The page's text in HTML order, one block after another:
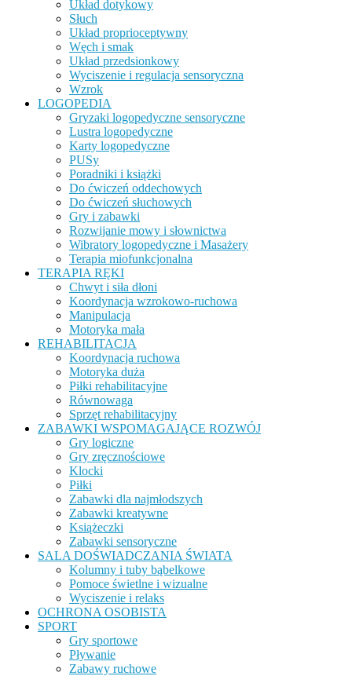
Układ dotykowy
Słuch
Układ proprioceptywny
Węch i smak
Układ przedsionkowy
Wyciszenie i regulacja sensoryczna
Wzrok
LOGOPEDIA
Gryzaki logopedyczne sensoryczne
Lustra logopedyczne
Karty logopedyczne
PUSy
Poradniki i książki
Do ćwiczeń oddechowych
Do ćwiczeń słuchowych
Gry i zabawki
Rozwijanie mowy i słownictwa
Wibratory logopedyczne i Masażery
Terapia miofunkcjonalna
TERAPIA RĘKI
Chwyt i siła dłoni
Koordynacja wzrokowo-ruchowa
Manipulacja
Motoryka mała
REHABILITACJA
Koordynacja ruchowa
Motoryka duża
Piłki rehabilitacyjne
Równowaga
Sprzęt rehabilitacyjny
ZABAWKI WSPOMAGAJĄCE ROZWÓJ
Gry logiczne
Gry zręcznościowe
Klocki
Piłki
Zabawki dla najmłodszych
Zabawki kreatywne
Książeczki
Zabawki sensoryczne
SALA DOŚWIADCZANIA ŚWIATA
Kolumny i tuby bąbelkowe
Pomoce świetlne i wizualne
Wyciszenie i relaks
OCHRONA OSOBISTA
SPORT
Gry sportowe
Pływanie
Zabawy ruchowe